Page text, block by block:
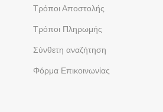
Τρόποι Αποστολής
Τρόποι Πληρωμής
Σύνθετη αναζήτηση
Φόρμα Eπικοινωνίας